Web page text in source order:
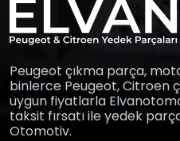
Peugeot çıkma parça,
binlerce Peugeot, Citroen
uygun fiyatlarla
taksit fırsatı ile yedek
Otomotiv.